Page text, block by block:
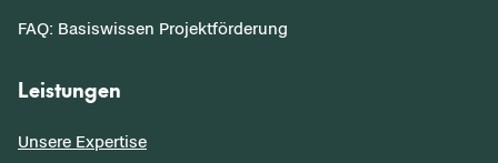
FAQ: Basiswissen Projektförderung
Leistungen
Unsere Expertise